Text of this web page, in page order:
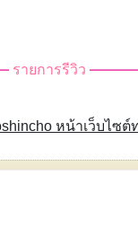
รายการรีวิว
หน้าเว็บไซต์